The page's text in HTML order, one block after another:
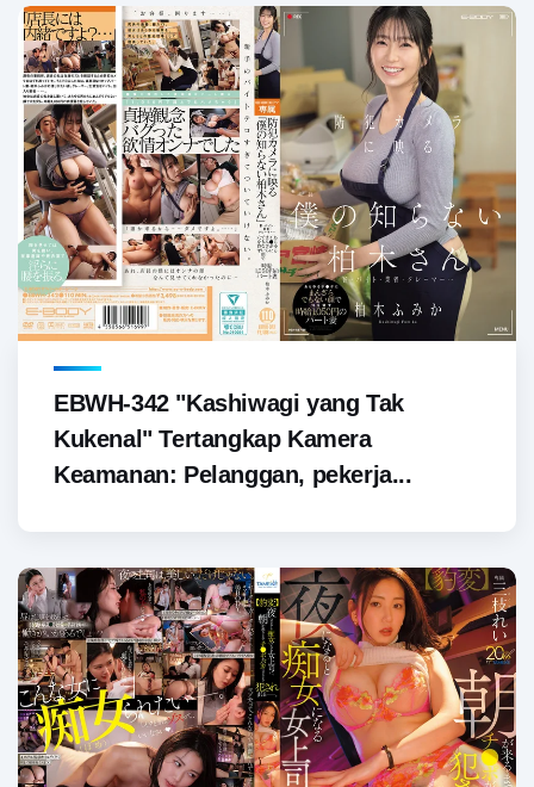
EBWH-342 "Kashiwagi yang Tak
Kukenal" Tertangkap Kamera
Keamanan: Pelanggan, pekerja...